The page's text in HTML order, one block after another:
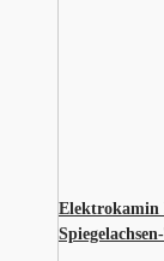
Elektrokamin